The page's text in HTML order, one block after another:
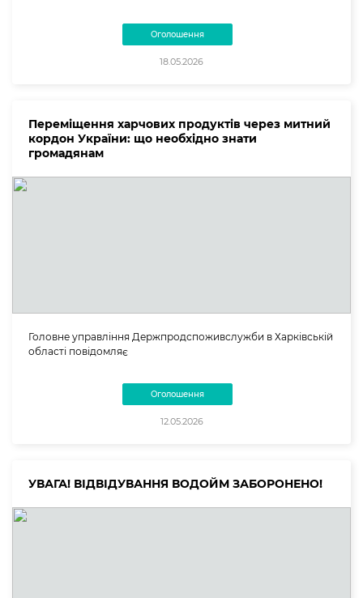
Оголошення
18.05.2026
Переміщення харчових продуктів через митний
кордон України: що необхідно знати
громадянам
Головне управління Держпродспоживслужби в Харківській
області повідомляє
Оголошення
12.05.2026
УВАГА! ВІДВІДУВАННЯ ВОДОЙМ ЗАБОРОНЕНО!